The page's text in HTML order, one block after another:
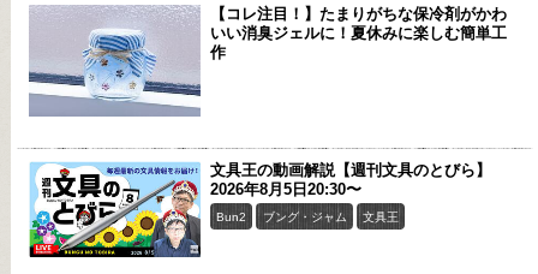
【コレ注目！】たまりがちな保冷剤がかわ
いい消臭ジェルに！夏休みに楽しむ簡単工
作
文具王の動画解説【週刊文具のとびら】
2026年8月5日20:30〜
Bun2 ブング・ジャム 文具王